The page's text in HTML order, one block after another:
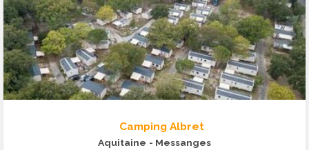
Camping Albret
Aquitaine - Messanges